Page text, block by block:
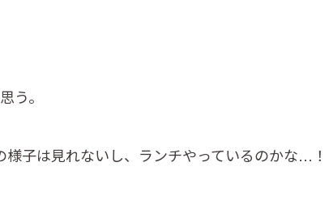
う。
様子は見れないし、ランチやっているのかな…